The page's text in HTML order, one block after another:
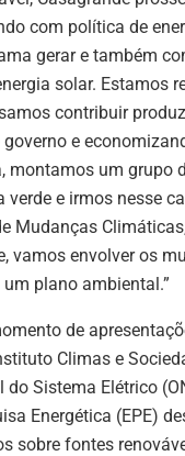
com política de
gerar e também
solar. Estamos
contribuir
e
montamos um grupo
verde e irmos nesse
Mudanças
vamos envolver os
plano ambiental.”
de
Climas e
do Sistema Elétrico
Energética (EPE)
sobre fontes